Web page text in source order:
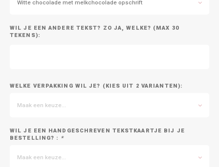
Witte chocolade met melkchocolade opschrift
WIL JE EEN ANDERE TEKST? ZO JA, WELKE? (MAX 30
TEKENS):
WELKE VERPAKKING WIL JE? (KIES UIT 2 VARIANTEN):
Maak een keuze...
WIL JE EEN HANDGESCHREVEN TEKSTKAARTJE BIJ JE
BESTELLING? : *
Maak een keuze...